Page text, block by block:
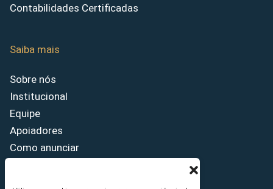
Contabilidades Certificadas
Saiba mais
Sobre nós
Institucional
Equipe
Apoiadores
Como anunciar